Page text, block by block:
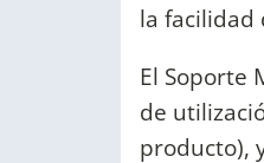
la facilidad
El Soporte
de
producto),